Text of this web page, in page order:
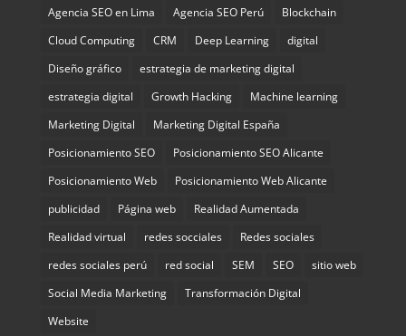
Agencia SEO en Lima
Agencia SEO Perú
Blockchain
Cloud Computing
CRM Deep Learning
digital
Diseño gráfico
estrategia de marketing digital
estrategia digital
Growth Hacking
Machine learning
Marketing Digital
Marketing Digital España
Posicionamiento SEO
Posicionamiento SEO Alicante
Posicionamiento Web
Posicionamiento Web Alicante
publicidad
Página web
Realidad Aumentada
Realidad virtual
redes socciales
Redes sociales
redes sociales perú
red social SEM SEO
sitio web
Social Media Marketing
Transformación Digital
Website